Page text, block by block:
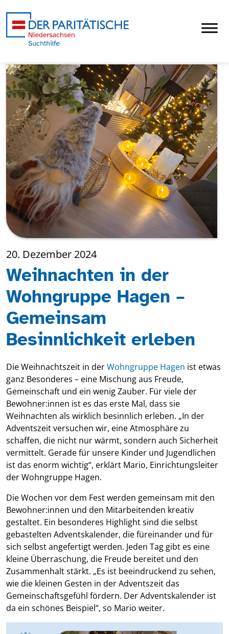
20. Dezember 2024
Weihnachten in der
Wohngruppe Hagen –
Gemeinsam
Besinnlichkeit erleben
Die Weihnachtszeit in derWohngruppe Hagen ist etwas
ganz Besonderes – eine Mischung aus Freude,
Gemeinschaft und ein wenig Zauber. Für viele der
Bewohner:innen ist es das erste Mal, dass sie
Weihnachten als wirklich besinnlich erleben. „In der
Adventszeit versuchen wir, eine Atmosphäre zu
schaffen, die nicht nur wärmt, sondern auch Sicherheit
vermittelt. Gerade für unsere Kinder und Jugendlichen
ist das enorm wichtig“, erklärt Mario, Einrichtungsleiter
der Wohngruppe Hagen.
Die Wochen vor dem Fest werden gemeinsam mit den
Bewohner:innen und den Mitarbeitenden kreativ
gestaltet. Ein besonderes Highlight sind die selbst
gebastelten Adventskalender, die füreinander und für
sich selbst angefertigt werden. Jeden Tag gibt es eine
kleine Überraschung, die Freude bereitet und den
Zusammenhalt stärkt. „Es ist beeindruckend zu sehen,
wie die kleinen Gesten in der Adventszeit das
Gemeinschaftsgefühl fördern. Der Adventskalender ist
da ein schönes Beispiel“, so Mario weiter.